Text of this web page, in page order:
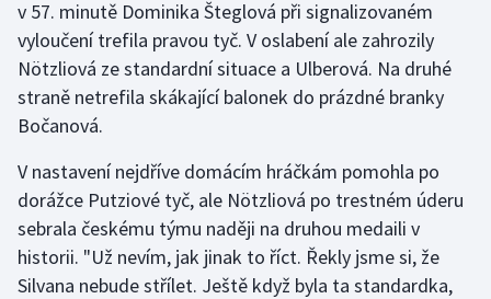
v 57. minutě Dominika Šteglová při signalizovaném
vyloučení trefila pravou tyč. V oslabení ale zahrozily
Nötzliová ze standardní situace a Ulberová. Na druhé
straně netrefila skákající balonek do prázdné branky
Bočanová.
V nastavení nejdříve domácím hráčkám pomohla po
dorážce Putziové tyč, ale Nötzliová po trestném úderu
sebrala českému týmu naději na druhou medaili v
historii. "Už nevím, jak jinak to říct. Řekly jsme si, že
Silvana nebude střílet. Ještě když byla ta standardka,